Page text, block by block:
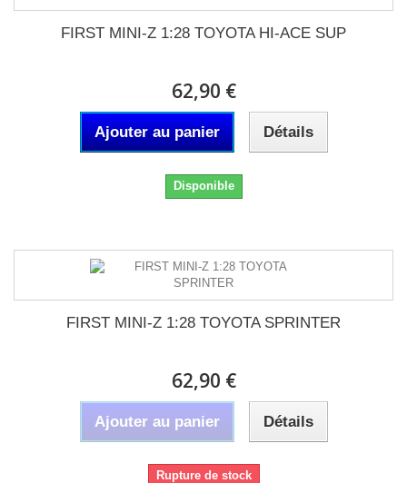
FIRST MINI-Z 1:28 TOYOTA HI-ACE SUP
62,90 €
Ajouter au panier Détails
Disponible
FIRST MINI-Z 1:28 TOYOTA SPRINTER
62,90 €
Ajouter au panier Détails
Rupture de stock